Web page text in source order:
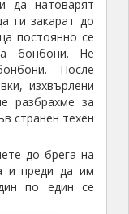
да натоварят
ги закарат до
постоянно се
бонбони. Не
После
изхвърлени
разбрахме за
странен техен
до брега на
и преди да им
по един се